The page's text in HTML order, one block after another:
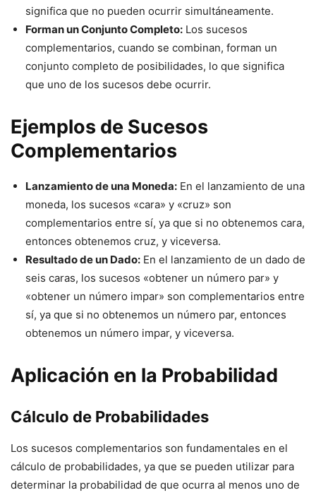
significa que no pueden ocurrir simultáneamente.
Forman un Conjunto Completo: Los sucesos
complementarios, cuando se combinan, forman un
conjunto completo de posibilidades, lo que significa
que uno de los sucesos debe ocurrir.
Ejemplos de Sucesos
Complementarios
Lanzamiento de una Moneda: En el lanzamiento de una
moneda, los sucesos «cara» y «cruz» son
complementarios entre sí, ya que si no obtenemos cara,
entonces obtenemos cruz, y viceversa.
Resultado de un Dado: En el lanzamiento de un dado de
seis caras, los sucesos «obtener un número par» y
«obtener un número impar» son complementarios entre
sí, ya que si no obtenemos un número par, entonces
obtenemos un número impar, y viceversa.
Aplicación en la Probabilidad
Cálculo de Probabilidades
Los sucesos complementarios son fundamentales en el
cálculo de probabilidades, ya que se pueden utilizar para
determinar la probabilidad de que ocurra al menos uno de